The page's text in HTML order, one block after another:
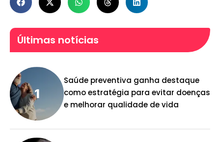
Últimas notícias
Saúde preventiva ganha destaque
como estratégia para evitar doenças
e melhorar qualidade de vida